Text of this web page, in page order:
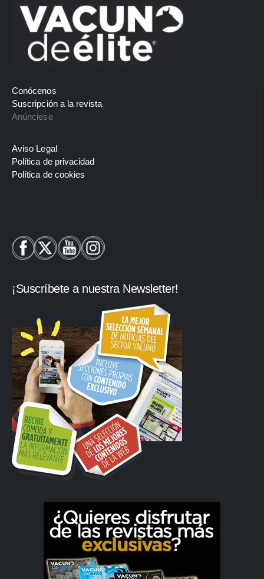
Conócenos
Suscripción a la revista
Anúnciese
Aviso Legal
Política de privacidad
Política de cookies
¡Suscríbete a nuestra Newsletter!